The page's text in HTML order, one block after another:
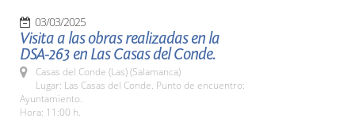
03/03/2025
Visita a las obras realizadas en la
DSA-263 en Las Casas del Conde.
Casas del Conde (Las) (Salamanca)
Lugar: Las Casas del Conde. Punto de encuentro:
Ayuntamiento.
Hora: 11:00 h.